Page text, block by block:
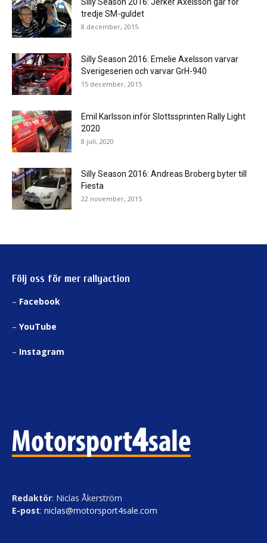
tredje SM-guldet
8 december, 2015
Silly Season 2016: Emelie Axelsson varvar
Sverigeserien och varvar GrH-940
15 december, 2015
Emil Karlsson inför Slottssprinten Rally Light
2020
8 juli, 2020
Silly Season 2016: Andreas Broberg byter till
Fiesta
22 november, 2015
Följ oss för mer rallyaction
– Facebook
– YouTube
– Instagram
Redaktör: Niclas Åkerström
E-post: niclas@motorsport4sale.com